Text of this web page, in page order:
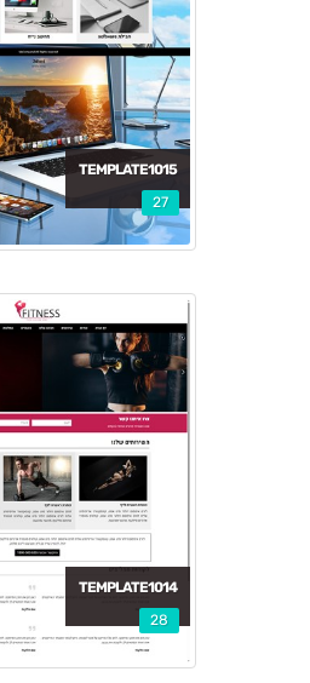
TEMPLATE1015
27
TEMPLATE1014
28